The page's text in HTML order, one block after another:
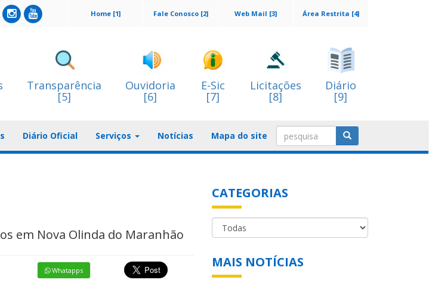
Área Restrita [4]
Web Mail [3]
Fale Conosco [2]
Home [1]
Transparência
[5]
Ouvidoria
[6]
E-Sic
[7]
Licitações
[8]
Diário
[9]
Diário Oficial Serviços Notícias Mapa do site
em Nova Olinda do Maranhão
Whatapps
CATEGORIAS
MAIS NOTÍCIAS